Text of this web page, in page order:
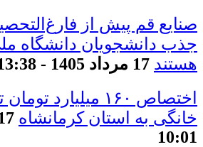
صنایع قم پیش از
جذب دانشجویان دانشگاه
هستند 17 مرداد 1405 - 13:38
اختصاص ۱۶۰
خانگی به استان کرمانشاه
10:01